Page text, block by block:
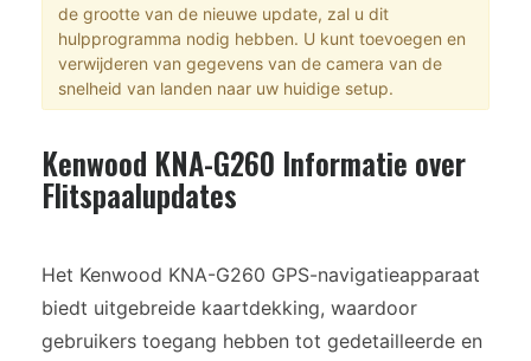
de grootte van de nieuwe update, zal u dit
hulpprogramma nodig hebben. U kunt toevoegen en
verwijderen van gegevens van de camera van de
snelheid van landen naar uw huidige setup.
Kenwood KNA-G260 Informatie over
Flitspaalupdates
Het Kenwood KNA-G260 GPS-navigatieapparaat
biedt uitgebreide kaartdekking, waardoor
gebruikers toegang hebben tot gedetailleerde en